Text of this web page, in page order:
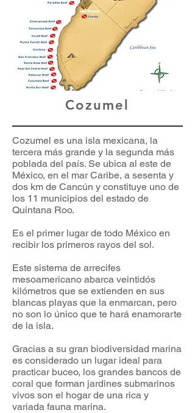
Cozumel
Cozumel es una isla mexicana, la
tercera más grande y la segunda más
poblada del país. Se ubica al este de
México, en el mar Caribe, a sesenta y
dos km de Cancún y constituye uno de
los 11 municipios del estado de
Quintana Roo.
Es el primer lugar de todo México en
recibir los primeros rayos del sol.
Este sistema de arrecifes
mesoamericano abarca veintidós
kilómetros que se extienden en sus
blancas playas que la enmarcan, pero
no son lo único que te hará enamorarte
de la isla.
Gracias a su gran biodiversidad marina
es considerado un lugar ideal para
practicar buceo, los grandes bancos de
coral que forman jardines submarinos
vivos son el hogar de una rica y
variada fauna marina.